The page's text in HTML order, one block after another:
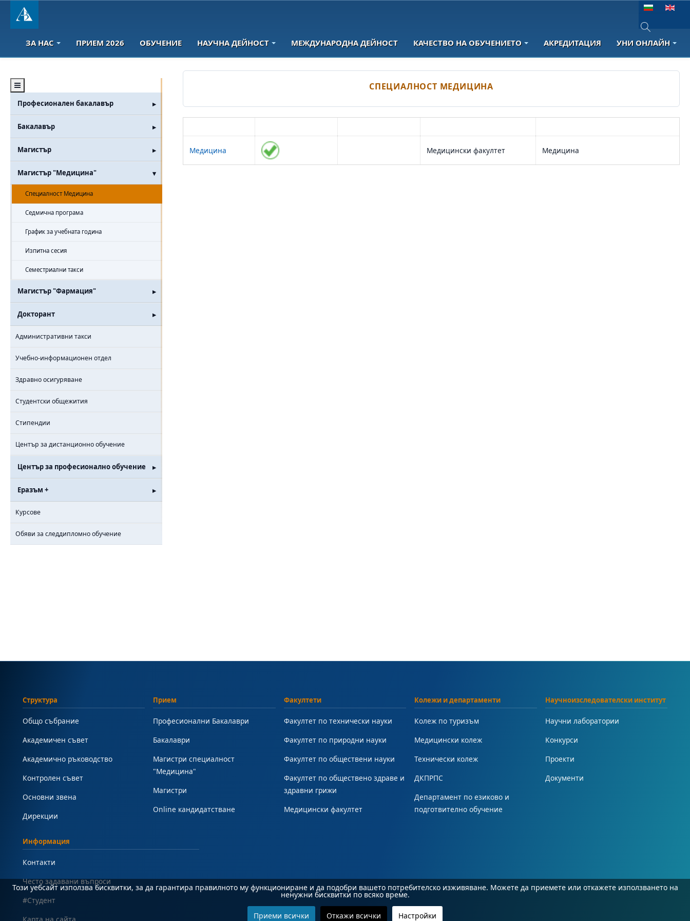
Изберете език
Type 2 or
ЗА НАС ПРИЕМ 2026 ОБУЧЕНИЕ НАУЧНА ДЕЙНОСТ МЕЖДУНАРОДНА ДЕЙНОСТ КАЧЕСТВО НА ОБУЧЕНИЕТО АКРЕДИТАЦИЯ УНИ ОНЛАЙН
СПЕЦИАЛНОСТ МЕДИЦИНА
Медицина Медицински факултет Медицина
Професионален бакалавър
Бакалавър
Магистър
Магистър "Медицина"
Специалност Медицина
Седмична програма
График за учебната година
Изпитна сесия
Семестриални такси
Магистър "Фармация"
Докторант
Административни такси
Учебно-информационен отдел
Здравно осигуряване
Студентски общежития
Стипендии
Център за дистанционно обучение
Център за професионално обучение
Еразъм +
Курсове
Обяви за следдипломно обучение
Структура
Общо събрание
Академичен съвет
Академично ръководство
Контролен съвет
Основни звена
Дирекции
Прием
Професионални Бакалаври
Бакалаври
Магистри специалност
"Медицина"
Магистри
Online кандидатстване
Факултети
Факултет по технически науки
Факултет по природни науки
Факултет по обществени науки
Факултет по обществено здраве и
здравни грижи
Медицински факултет
Колежи и департаменти
Колеж по туризъм
Медицински колеж
Технически колеж
ДКПРПС
Департамент по езиково и
подготвително обучение
Научноизследователски институт
Научни лаборатории
Конкурси
Проекти
Документи
Информация
Контакти
Често задавани въпроси
#Студент
Този уебсайт използва бисквитки, за да гарантира правилното му функциониране и да подобри вашето потребителско изживяване. Можете да приемете или откажете използването на
ненужни бисквитки по всяко време.
Приеми всички Откажи всички Настройки